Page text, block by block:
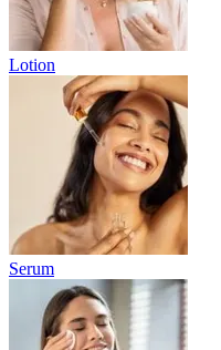
Lotion
Serum